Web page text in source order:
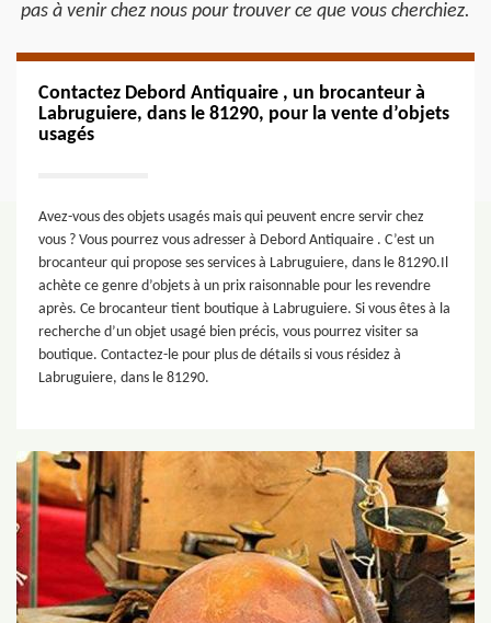
pas à venir chez nous pour trouver ce que vous cherchiez.
Contactez Debord Antiquaire , un brocanteur à
Labruguiere, dans le 81290, pour la vente d’objets
usagés
Avez-vous des objets usagés mais qui peuvent encre servir chez
vous ? Vous pourrez vous adresser à Debord Antiquaire . C’est un
brocanteur qui propose ses services à Labruguiere, dans le 81290.Il
achète ce genre d’objets à un prix raisonnable pour les revendre
après. Ce brocanteur tient boutique à Labruguiere. Si vous êtes à la
recherche d’un objet usagé bien précis, vous pourrez visiter sa
boutique. Contactez-le pour plus de détails si vous résidez à
Labruguiere, dans le 81290.